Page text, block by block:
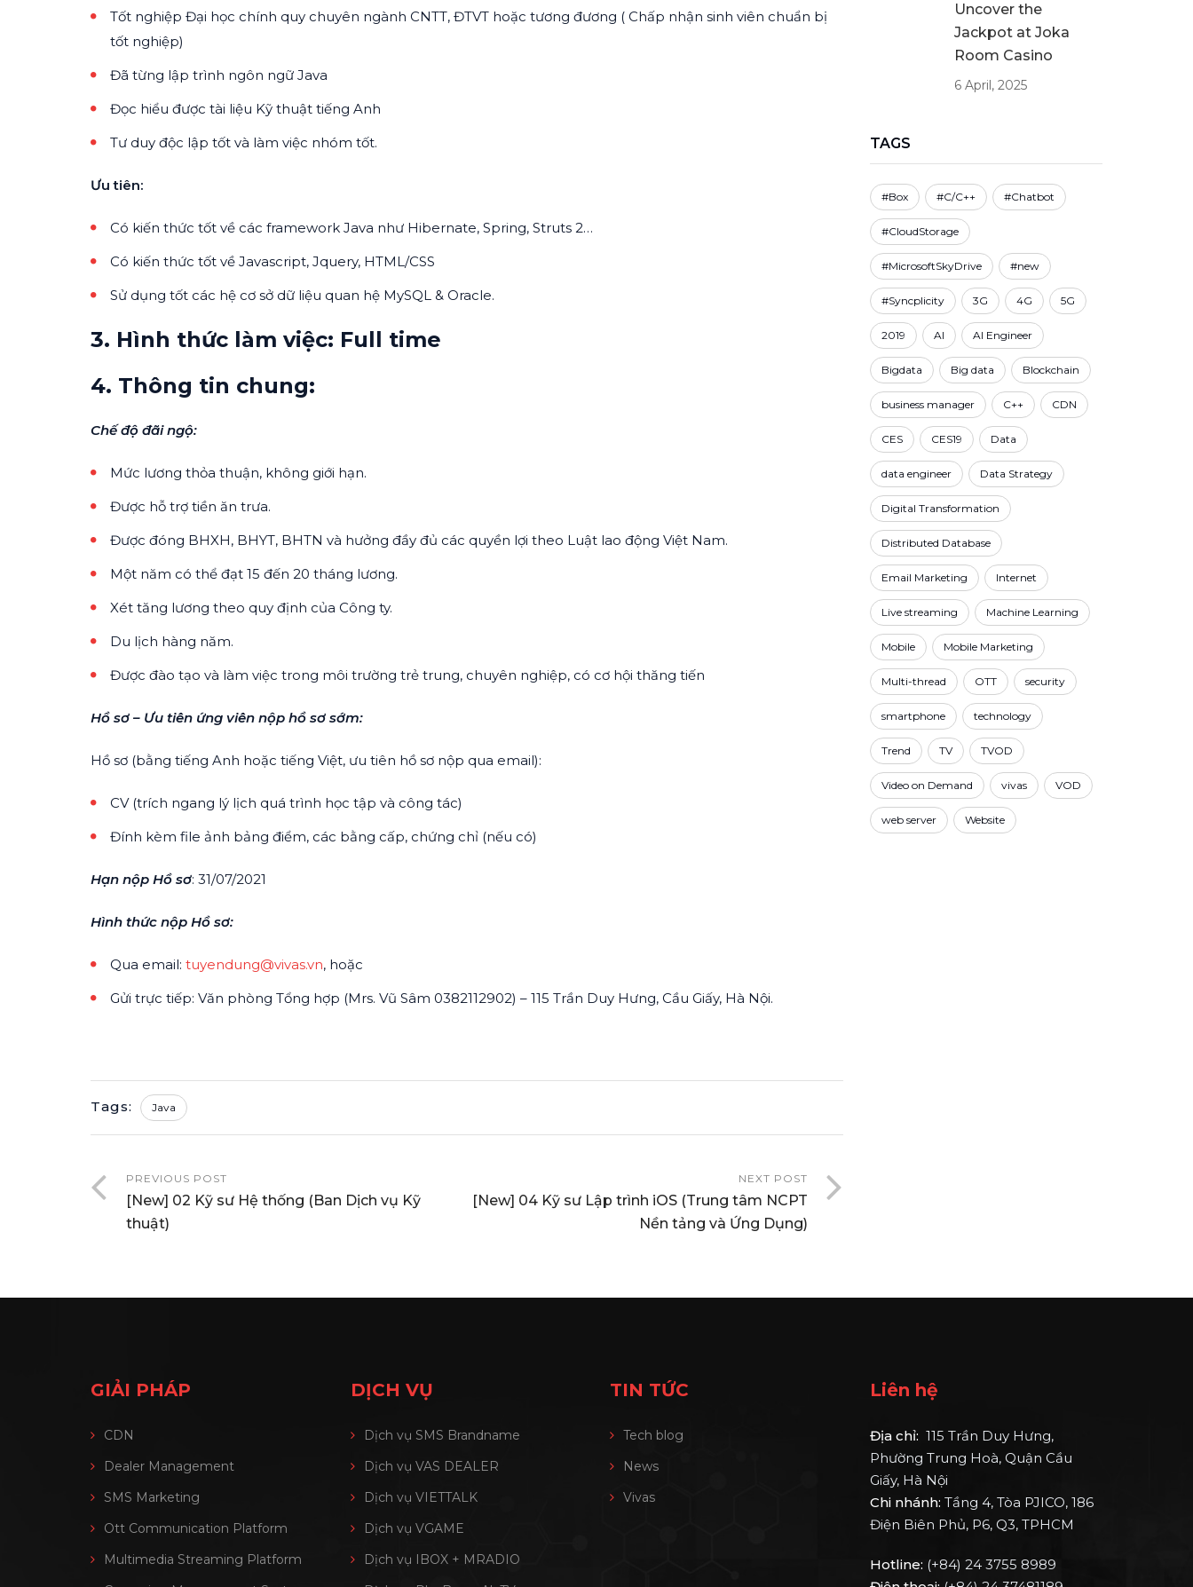
Tốt nghiệp Đại học chính quy chuyên ngành CNTT, ĐTVT hoặc tương đương ( Chấp nhận sinh viên chuẩn bị
tốt nghiệp)
Đã từng lập trình ngôn ngữ Java
Đọc hiểu được tài liệu Kỹ thuật tiếng Anh
Tư duy độc lập tốt và làm việc nhóm tốt.
Ưu tiên:
Có kiến thức tốt về các framework Java như Hibernate, Spring, Struts 2…
Có kiến thức tốt về Javascript, Jquery, HTML/CSS
Sử dụng tốt các hệ cơ sở dữ liệu quan hệ MySQL & Oracle.
3. Hình thức làm việc: Full time
4. Thông tin chung:
Chế độ đãi ngộ:
Mức lương thỏa thuận, không giới hạn.
Được hỗ trợ tiền ăn trưa.
Được đóng BHXH, BHYT, BHTN và hưởng đầy đủ các quyền lợi theo Luật lao động Việt Nam.
Một năm có thể đạt 15 đến 20 tháng lương.
Xét tăng lương theo quy định của Công ty.
Du lịch hàng năm.
Được đào tạo và làm việc trong môi trường trẻ trung, chuyên nghiệp, có cơ hội thăng tiến
Hồ sơ – Ưu tiên ứng viên nộp hồ sơ sớm:
Hồ sơ (bằng tiếng Anh hoặc tiếng Việt, ưu tiên hồ sơ nộp qua email):
CV (trích ngang lý lịch quá trình học tập và công tác)
Đính kèm file ảnh bảng điểm, các bằng cấp, chứng chỉ (nếu có)
Hạn nộp Hồ sơ: 31/07/2021
Hình thức nộp Hồ sơ:
Qua email: tuyendung@vivas.vn, hoặc
Gửi trực tiếp: Văn phòng Tổng hợp (Mrs. Vũ Sâm 0382112902) – 115 Trần Duy Hưng, Cầu Giấy, Hà Nội.
Tags: Java
PREVIOUS POST
[New] 02 Kỹ sư Hệ thống (Ban Dịch vụ Kỹ
thuật)
NEXT POST
[New] 04 Kỹ sư Lập trình iOS (Trung tâm NCPT
Nền tảng và Ứng Dụng)
Uncover the
Jackpot at Joka
Room Casino
6 April, 2025
TAGS
#Box #C/C++ #Chatbot
#CloudStorage
#MicrosoftSkyDrive #new
#Syncplicity 3G 4G 5G
2019 AI AI Engineer
Bigdata Big data Blockchain
business manager C++ CDN
CES CES19 Data
data engineer Data Strategy
Digital Transformation
Distributed Database
Email Marketing Internet
Live streaming Machine Learning
Mobile Mobile Marketing
Multi-thread OTT security
smartphone technology
Trend TV TVOD
Video on Demand vivas VOD
web server Website
GIẢI PHÁP
CDN
Dealer Management
SMS Marketing
Ott Communication Platform
Multimedia Streaming Platform
DỊCH VỤ
Dịch vụ SMS Brandname
Dịch vụ VAS DEALER
Dịch vụ VIETTALK
Dịch vụ VGAME
Dịch vụ IBOX + MRADIO
TIN TỨC
Tech blog
News
Vivas
Liên hệ
Địa chỉ: 115 Trần Duy Hưng,
Phường Trung Hoà, Quận Cầu
Giấy, Hà Nội
Chi nhánh: Tầng 4, Tòa PJICO, 186
Điện Biên Phủ, P6, Q3, TPHCM
Hotline: (+84) 24 3755 8989